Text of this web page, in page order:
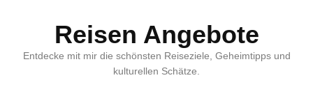
Reisen Angebote
Entdecke mit mir die schönsten Reiseziele, Geheimtipps und
kulturellen Schätze.